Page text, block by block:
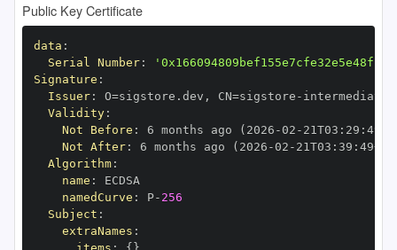
Public Key Certificate
data :
Serial Number:
Signature :
Issuer: O=sigstore.dev , CN=sigstore -
Validity:
Not Before : 6 months ago (2026 -02 - 21T03 : 29 :
Not After: 6 months ago (2026 -02 - 21T03 : 39 : 49+00
Algorithm:
name :
namedCurve : P- 256
Subject :
extraNames :